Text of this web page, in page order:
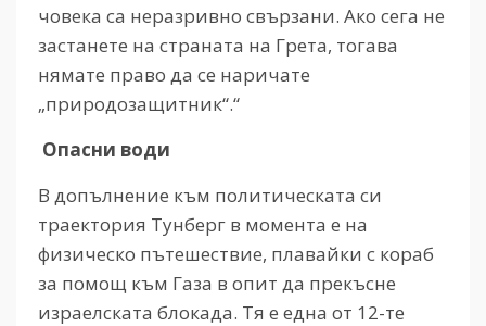
човека са неразривно свързани. Ако сега не
застанете на страната на Грета, тогава
нямате право да се наричате
„природозащитник“.“
Опасни води
В допълнение към политическата си
траектория Тунберг в момента е на
физическо пътешествие, плавайки с кораб
за помощ към Газа в опит да прекъсне
израелската блокада. Тя е една от 12-те